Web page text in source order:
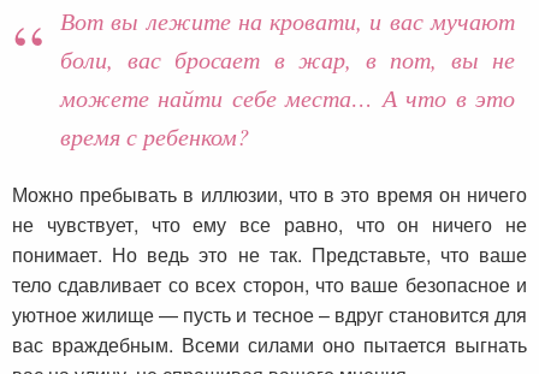
Вот вы лежите на кровати, и вас мучают
боли, вас бросает в жар, в пот, вы не
можете найти себе места… А что в это
время с ребенком?
Можно пребывать в иллюзии, что в это время он ничего
не чувствует, что ему все равно, что он ничего не
понимает. Но ведь это не так. Представьте, что ваше
тело сдавливает со всех сторон, что ваше безопасное и
уютное жилище — пусть и тесное – вдруг становится для
вас враждебным. Всеми силами оно пытается выгнать